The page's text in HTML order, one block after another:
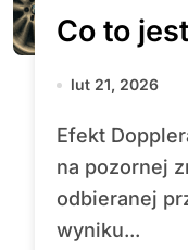
Co to
lut 21, 2026
Efekt Dopplera to zjawisko polegające
na pozornej
odbieranej
wyniku...